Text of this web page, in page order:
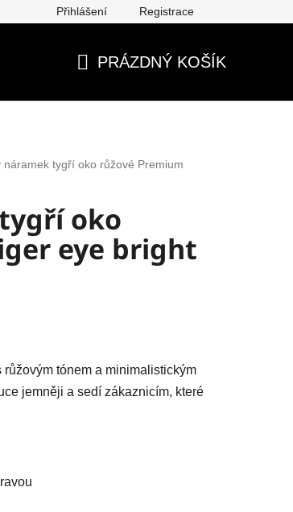
reklamace Obchodní podmínky
Přihlášení Registrace
PRÁZDNÝ KOŠÍK
náramek tygří oko růžové Premium
oko
eye bright
tónem a minimalistickým
jemněji a sedí zákaznicím, které